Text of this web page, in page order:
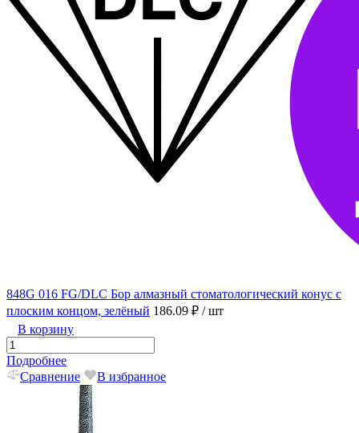
848G 016 FG/DLC Бор алмазный стоматологический конус с
плоским концом, зелёный 186.09 ₽ / шт
В корзину
Подробнее
Сравнение
В избранное